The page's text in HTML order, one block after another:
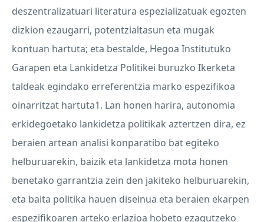
deszentralizatuari literatura espezializatuak egozten
dizkion ezaugarri, potentzialtasun eta mugak
kontuan hartuta; eta bestalde, Hegoa Institutuko
Garapen eta Lankidetza Politikei buruzko Ikerketa
taldeak egindako erreferentzia marko espezifikoa
oinarritzat hartuta1. Lan honen harira, autonomia
erkidegoetako lankidetza politikak aztertzen dira, ez
beraien artean analisi konparatibo bat egiteko
helburuarekin, baizik eta lankidetza mota honen
benetako garrantzia zein den jakiteko helburuarekin,
eta baita politika hauen diseinua eta beraien ekarpen
espezifikoaren arteko erlazioa hobeto ezagutzeko